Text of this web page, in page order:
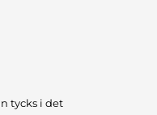
tycks i det